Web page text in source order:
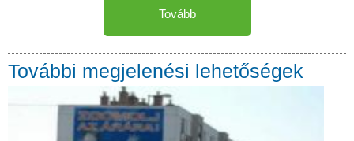
Tovább
További megjelenési lehetőségek